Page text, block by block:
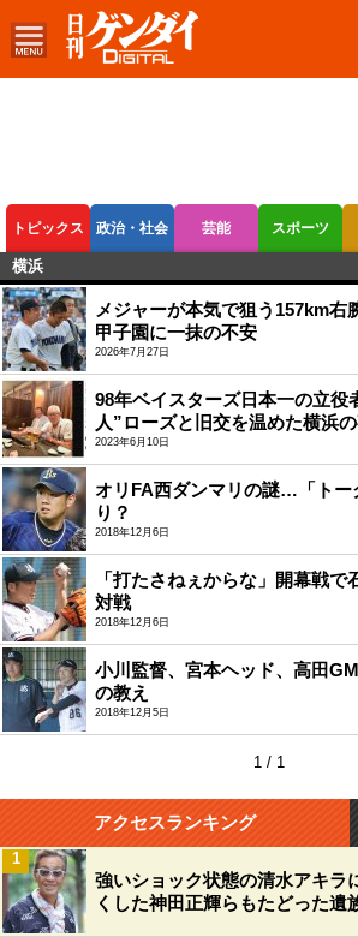
トピックス 政治・社会 芸能 スポーツ
ボートレース
横浜
メジャーが本気で狙う157km右
甲子園に一抹の不安
2026年7月27日
98年ベイスターズ日本一の立役
人”ローズと旧交を温めた横浜
2023年6月10日
オリFA西ダンマリの謎…「トー
り？
2018年12月6日
「打たさねぇからな」開幕戦
対戦
2018年12月6日
小川監督、宮本ヘッド、高田
の教え
2018年12月5日
1 / 1
アクセスランキング
強いショック状態の清水アキ
くした神田正輝らもたどった遺
1